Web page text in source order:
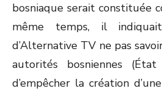
bosniaque serait constituée
même temps, il
d’Alternative TV ne pas
autorités bosniennes
d’empêcher la création